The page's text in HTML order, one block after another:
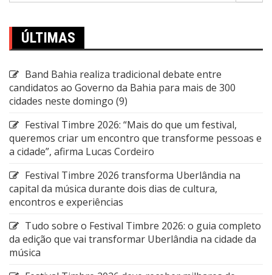
ÚLTIMAS
Band Bahia realiza tradicional debate entre
candidatos ao Governo da Bahia para mais de 300
cidades neste domingo (9)
Festival Timbre 2026: “Mais do que um festival,
queremos criar um encontro que transforme pessoas e
a cidade”, afirma Lucas Cordeiro
Festival Timbre 2026 transforma Uberlândia na
capital da música durante dois dias de cultura,
encontros e experiências
Tudo sobre o Festival Timbre 2026: o guia completo
da edição que vai transformar Uberlândia na cidade da
música